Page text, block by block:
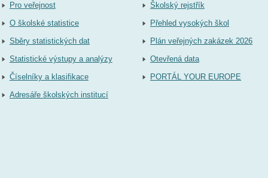
Pro veřejnost
O školské statistice
Sběry statistických dat
Statistické výstupy a analýzy
Číselníky a klasifikace
Adresáře školských institucí
Školský rejstřík
Přehled vysokých škol
Plán veřejných zakázek 2026
Otevřená data
PORTÁL YOUR EUROPE